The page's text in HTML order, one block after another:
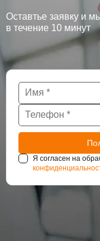
Оставтье заявку и
в течение 10 минут
Я согласен на